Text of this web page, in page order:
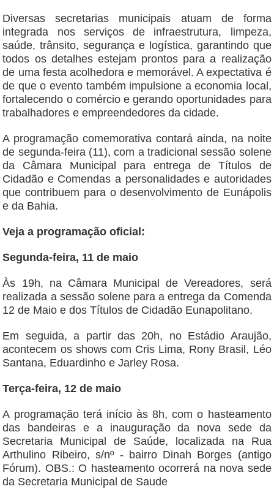
Diversas secretarias municipais atuam de forma
integrada nos serviços de infraestrutura, limpeza,
saúde, trânsito, segurança e logística, garantindo que
todos os detalhes estejam prontos para a realização
de uma festa acolhedora e memorável. A expectativa é
de que o evento também impulsione a economia local,
fortalecendo o comércio e gerando oportunidades para
trabalhadores e empreendedores da cidade.
A programação comemorativa contará ainda, na noite
de segunda-feira (11), com a tradicional sessão solene
da Câmara Municipal para entrega de Títulos de
Cidadão e Comendas a personalidades e autoridades
que contribuem para o desenvolvimento de Eunápolis
e da Bahia.
Veja a programação oficial:
Segunda-feira, 11 de maio
Às 19h, na Câmara Municipal de Vereadores, será
realizada a sessão solene para a entrega da Comenda
12 de Maio e dos Títulos de Cidadão Eunapolitano.
Em seguida, a partir das 20h, no Estádio Araujão,
acontecem os shows com Cris Lima, Rony Brasil, Léo
Santana, Eduardinho e Jarley Rosa.
Terça-feira, 12 de maio
A programação terá início às 8h, com o hasteamento
das bandeiras e a inauguração da nova sede da
Secretaria Municipal de Saúde, localizada na Rua
Arthulino Ribeiro, s/nº - bairro Dinah Borges (antigo
Fórum). OBS.: O hasteamento ocorrerá na nova sede
da Secretaria Municipal de Saude